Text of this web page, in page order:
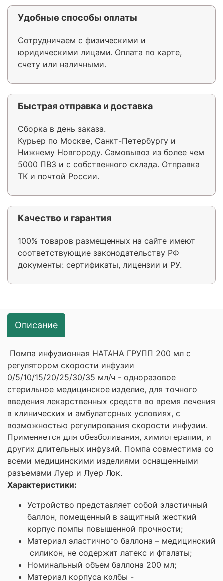
Удобные способы оплаты
Сотрудничаем с физическими и
юридическими лицами. Оплата по карте,
счету или наличными.
Быстрая отправка и доставка
Сборка в день заказа.
Курьер по Москве, Санкт-Петербургу и
Нижнему Новгороду. Самовывоз из более чем
5000 ПВЗ и с собственного склада. Отправка
ТК и почтой России.
Качество и гарантия
100% товаров размещенных на сайте имеют
соответствующие законодательству РФ
документы: сертификаты, лицензии и РУ.
Описание
Помпа инфузионная НАТАНА ГРУПП 200 мл с
регулятором скорости инфузии
0/5/10/15/20/25/30/35 мл/ч - одноразовое
стерильное медицинское изделие, для точного
введения лекарственных средств во время лечения
в клинических и амбулаторных условиях, с
возможностью регулирования скорости инфузии.
Применяется для обезболивания, химиотерапии, и
других длительных инфузий. Помпа совместима со
всеми медицинскими изделиями оснащенными
разъемами Луер и Луер Лок.
Характеристики:
Устройство представляет собой эластичный
баллон, помещенный в защитный жесткий
корпус помпы повышенной прочности;
Материал эластичного баллона – медицинский
силикон, не содержит латекс и фталаты;
Номинальный объем баллона 200 мл;
Материал корпуса колбы -